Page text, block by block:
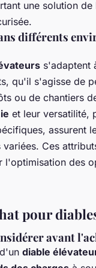
une solution
différents
s'adaptent
qu'il s'agisse de
ou de chantiers
et leur versatilité,
assurent
Ces
l'optimisation des
pour
avant
diable